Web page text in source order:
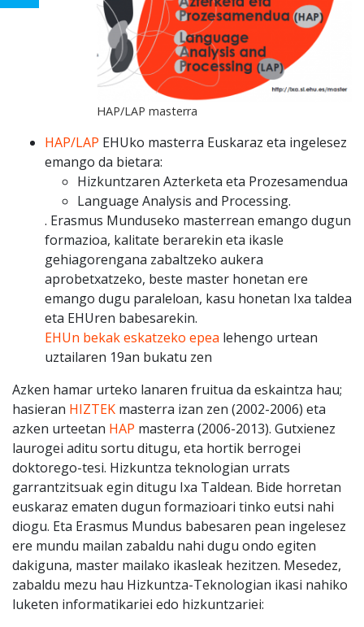
HAP/LAP masterra
HAP/LAP EHUko masterra Euskaraz eta ingelesez
emango da bietara:
Hizkuntzaren Azterketa eta Prozesamendua
Language Analysis and Processing.
. Erasmus Munduseko masterrean emango dugun
formazioa, kalitate berarekin eta ikasle
gehiagorengana zabaltzeko aukera
aprobetxatzeko, beste master honetan ere
emango dugu paraleloan, kasu honetan Ixa taldea
eta EHUren babesarekin.
EHUn bekak eskatzeko epea lehengo urtean
uztailaren 19an bukatu zen
Azken hamar urteko lanaren fruitua da eskaintza hau;
hasieran HIZTEK masterra izan zen (2002-2006) eta
azken urteetan HAP masterra (2006-2013). Gutxienez
laurogei aditu sortu ditugu, eta hortik berrogei
doktorego-tesi. Hizkuntza teknologian urrats
garrantzitsuak egin ditugu Ixa Taldean. Bide horretan
euskaraz ematen dugun formazioari tinko eutsi nahi
diogu. Eta Erasmus Mundus babesaren pean ingelesez
ere mundu mailan zabaldu nahi dugu ondo egiten
dakiguna, master mailako ikasleak hezitzen. Mesedez,
zabaldu mezu hau Hizkuntza-Teknologian ikasi nahiko
luketen informatikariei edo hizkuntzariei: